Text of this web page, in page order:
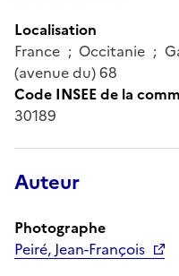
Localisation
France ; Occitanie ;
(avenue du) 68
Code INSEE de la
30189
Auteur
Photographe
Peiré, Jean-François